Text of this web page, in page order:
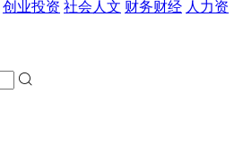
创业投资 社会人文 财务财经 人力资